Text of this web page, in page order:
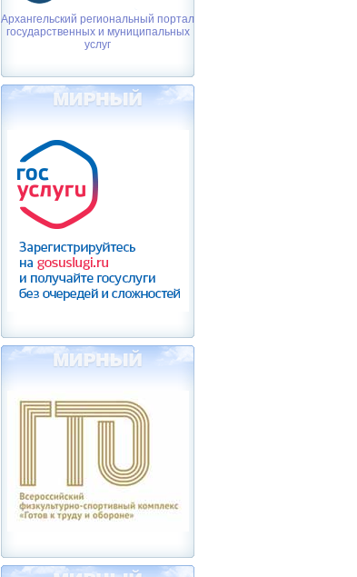
Архангельский региональный портал
государственных и муниципальных
услуг